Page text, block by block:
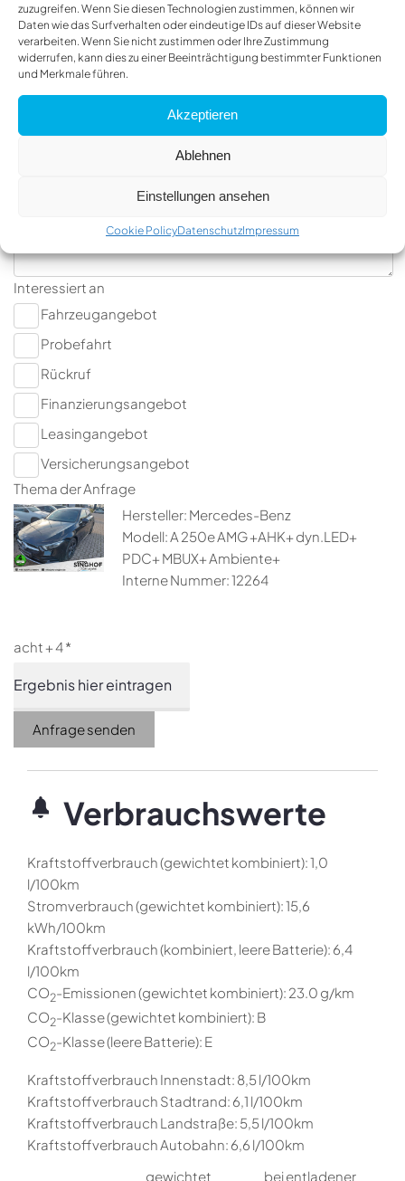
zuzugreifen. Wenn Sie diesen Technologien zustimmen, können wir
Daten wie das Surfverhalten oder eindeutige IDs auf dieser Website
verarbeiten. Wenn Sie nicht zustimmen oder Ihre Zustimmung
widerrufen, kann dies zu einer Beeinträchtigung bestimmter Funktionen
und Merkmale führen.
Akzeptieren
Ablehnen
Einstellungen ansehen
Cookie PolicyDatenschutzImpressum
Firma
Telefon
Interessiert an
Fahrzeugangebot
Probefahrt
Rückruf
Finanzierungsangebot
Leasingangebot
Versicherungsangebot
Thema der Anfrage
Hersteller: Mercedes-Benz
Modell: A 250e AMG +AHK+ dyn.LED+
PDC+ MBUX+ Ambiente+
Interne Nummer: 12264
acht + 4 *
Anfrage senden
Verbrauchswerte
Kraftstoffverbrauch (gewichtet kombiniert):1,0
l/100km
Stromverbrauch (gewichtet kombiniert):15,6
kWh/100km
Kraftstoffverbrauch (kombiniert, leere Batterie): 6,4
l/100km
CO2-Emissionen (gewichtet kombiniert): 23.0 g/km
CO2-Klasse (gewichtet kombiniert): B
CO2-Klasse (leere Batterie): E
Kraftstoffverbrauch Innenstadt: 8,5 l/100km
Kraftstoffverbrauch Stadtrand: 6,1 l/100km
Kraftstoffverbrauch Landstraße: 5,5 l/100km
Kraftstoffverbrauch Autobahn: 6,6 l/100km
gewichtet
bei entladener